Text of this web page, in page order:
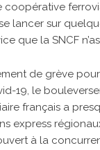
coopérative
lancer sur
que la SNCF
de grève
19, le
français a
express
à la